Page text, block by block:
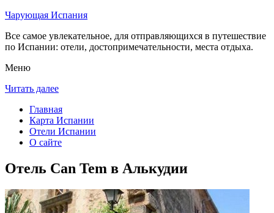
Чарующая Испания
Все самое увлекательное, для отправляющихся в путешествие
по Испании: отели, достопримечательности, места отдыха.
Меню
Читать далее
Главная
Карта Испании
Отели Испании
О сайте
Отель Can Tem в Алькудии